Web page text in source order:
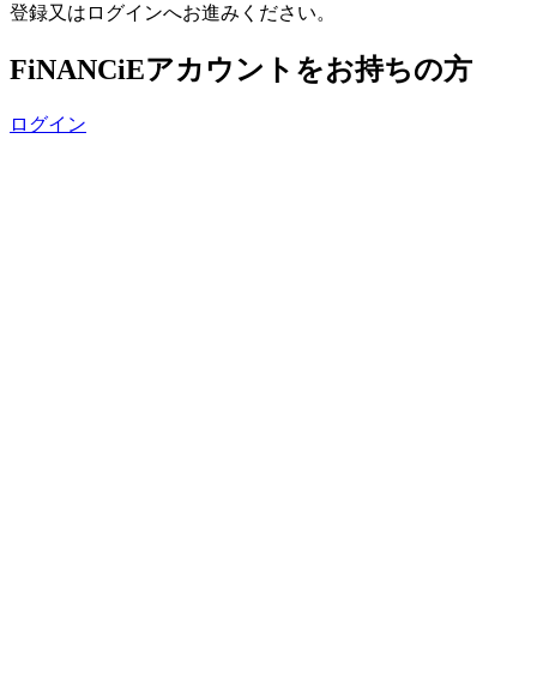
登録又はログインへお進みください。
FiNANCiEアカウントをお持ちの方
ログイン